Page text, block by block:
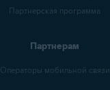
Партнерская программа
Партнерам
Операторы мобильной связи